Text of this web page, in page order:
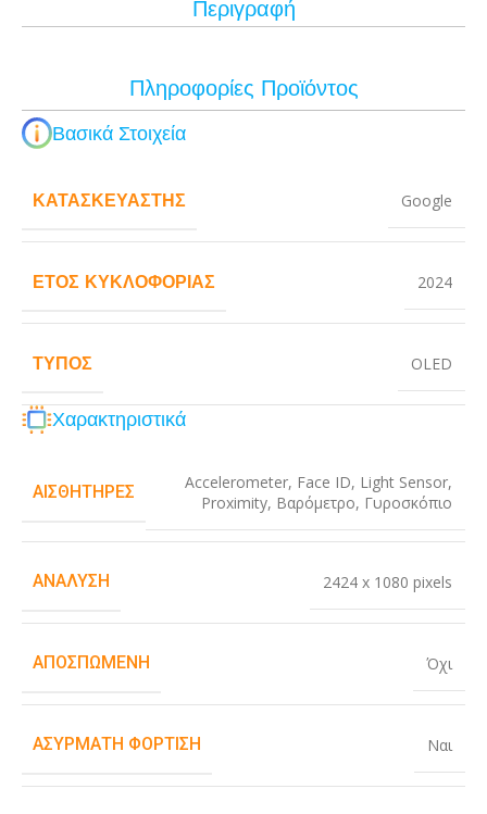
Περιγραφή
Πληροφορίες Προϊόντος
Βασικά Στοιχεία
ΚΑΤΑΣΚΕΥΑΣΤΉΣ Google
ΈΤΟΣ ΚΥΚΛΟΦΟΡΊΑΣ 2024
ΤΎΠΟΣ OLED
Χαρακτηριστικά
ΑΙΣΘΗΤΉΡΕΣ Accelerometer, Face ID, Light Sensor,
Proximity, Βαρόμετρο, Γυροσκόπιο
ΑΝΆΛΥΣΗ 2424 x 1080 pixels
ΑΠΟΣΠΏΜΕΝΗ Όχι
ΑΣΎΡΜΑΤΗ ΦΌΡΤΙΣΗ Ναι